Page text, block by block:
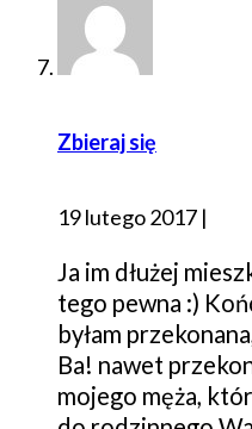
Zbieraj się
19 lutego 2017 |
Ja im dłużej
tego pewna :)
byłam
Ba! nawet
mojego męża,